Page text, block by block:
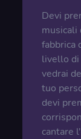
Devi
musicali
fabbrica
livello di
vedrai
tuo
devi
cantare